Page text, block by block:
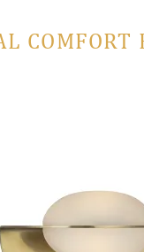
COMFORT